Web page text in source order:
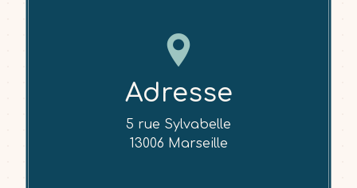
Adresse
5 rue Sylvabelle
13006 Marseille